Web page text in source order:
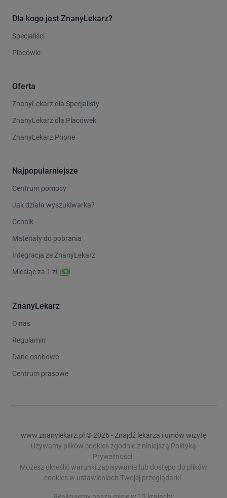
Dla kogo jest ZnanyLekarz?
Specjaliści
Placówki
Oferta
ZnanyLekarz dla Specjalisty
ZnanyLekarz dla Placówek
ZnanyLekarz Phone
Najpopularniejsze
Centrum pomocy
Jak działa wyszukiwarka?
Cennik
Materiały do pobrania
Integracja ze ZnanyLekarz
Miesiąc za 1 zł
ZnanyLekarz
O nas
Regulamin
Dane osobowe
Centrum prasowe
www.znanylekarz.pl © 2026 - Znajdź lekarza i umów wizytę
Używamy plików cookies zgodnie z niniejszą Polityką
Prywatności.
Możesz określić warunki zapisywania lub dostępu do plików
cookies w ustawieniach Twojej przeglądarki.